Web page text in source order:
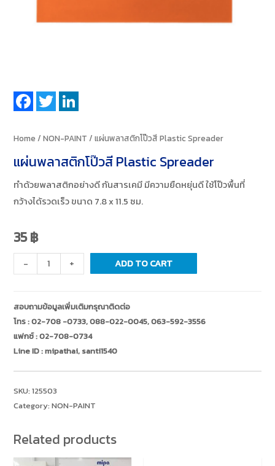
Facebook
Twitter
Home /NON-PAINT / แผ่นพลาสติกโป๊วสี Plastic Spreader
แผ่นพลาสติกโป๊วสี Plastic Spreader
ทำด้วยพลาสติกอย่างดี กันสารเคมี มีความยืดหยุ่นดี ใช้โป๊วพื้นที่
กว้างได้รวดเร็ว ขนาด 7.8 x 11.5 ซม.
35฿
-
พลาสติก
วสี
Plastic
Spreader
+ ADD TO CART
สอบถามข้อมูลเพิ่มเติมกรุณาติดต่อ
โทร :02-708 -0733,088-022-0045,063-592-3556
แฟกซ์ : 02-708-0734
Line ID :mipathai, santi1540
SKU:125503
Category:NON-PAINT
Related products